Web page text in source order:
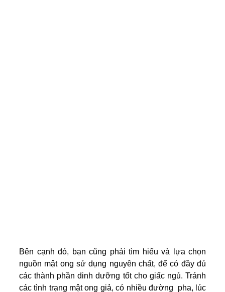
Bên cạnh đó, bạn cũng phải tìm hiểu và lựa chọn
nguồn mật ong sử dụng nguyên chất, để có đầy đủ
các thành phần dinh dưỡng tốt cho giấc ngủ. Tránh
các tình trạng mật ong giả, có nhiều đường pha, lúc